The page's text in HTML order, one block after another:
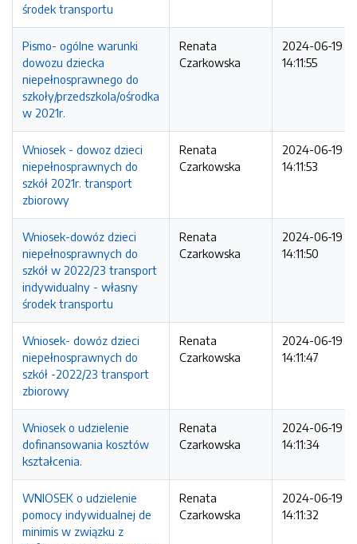
środek transportu
Pismo- ogólne warunki
dowozu dziecka
niepełnosprawnego do
szkoły/przedszkola/ośrodka
w 2021r.
Renata
Czarkowska
2024-06-19
14:11:55
Wniosek - dowoz dzieci
niepełnosprawnych do
szkół 2021r. transport
zbiorowy
Renata
Czarkowska
2024-06-19
14:11:53
Wniosek-dowóz dzieci
niepełnosprawnych do
szkół w 2022/23 transport
indywidualny - własny
środek transportu
Renata
Czarkowska
2024-06-19
14:11:50
Wniosek- dowóz dzieci
niepełnosprawnych do
szkół -2022/23 transport
zbiorowy
Renata
Czarkowska
2024-06-19
14:11:47
Wniosek o udzielenie
dofinansowania kosztów
kształcenia.
Renata
Czarkowska
2024-06-19
14:11:34
WNIOSEK o udzielenie
pomocy indywidualnej de
minimis w związku z
Renata
Czarkowska
2024-06-19
14:11:32